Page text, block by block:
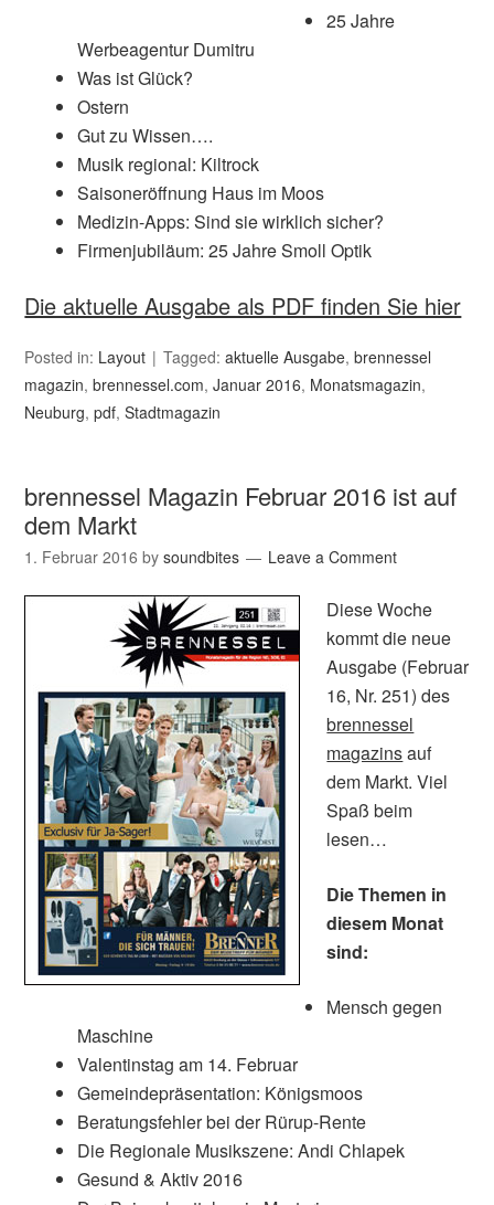
25 Jahre
Werbeagentur Dumitru
Was ist Glück?
Ostern
Gut zu Wissen….
Musik regional: Kiltrock
Saisoneröffnung Haus im Moos
Medizin-Apps: Sind sie wirklich sicher?
Firmenjubiläum: 25 Jahre Smoll Optik
Die aktuelle Ausgabe als PDF finden Sie hier
Posted in: Layout Tagged:aktuelle Ausgabe,brennessel
magazin,brennessel.com,Januar 2016, Monatsmagazin,
Neuburg,pdf,Stadtmagazin
brennessel Magazin Februar 2016 ist auf
dem Markt
1. Februar 2016 bysoundbites Leave a Comment
Diese Woche
kommt die neue
Ausgabe (Februar
16, Nr. 251) des
brennessel
magazinsauf
dem Markt. Viel
Spaß beim
lesen…
Die Themen in
diesem Monat
sind:
Mensch gegen
Maschine
Valentinstag am 14. Februar
Gemeindepräsentation: Königsmoos
Beratungsfehler bei der Rürup-Rente
Die Regionale Musikszene: Andi Chlapek
Gesund & Aktiv 2016